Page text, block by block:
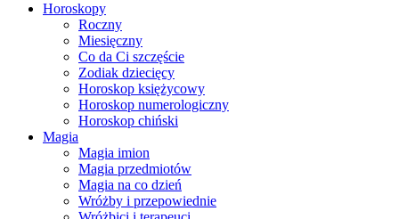
Horoskopy
Roczny
Miesięczny
Co da Ci szczęście
Zodiak dziecięcy
Horoskop księżycowy
Horoskop numerologiczny
Horoskop chiński
Magia
Magia imion
Magia przedmiotów
Magia na co dzień
Wróżby i przepowiednie